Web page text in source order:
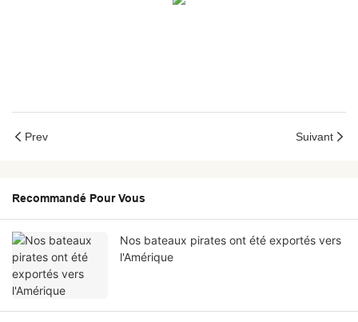
Prev Suivant
Recommandé Pour Vous
Nos bateaux pirates ont été exportés vers
l'Amérique